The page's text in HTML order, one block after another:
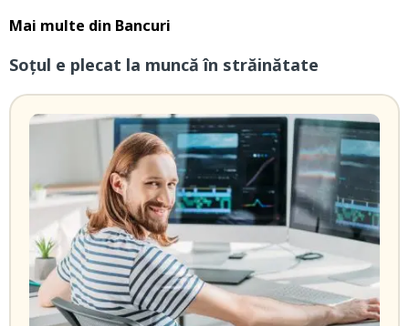
Mai multe din Bancuri
Soțul e plecat la muncă în străinătate